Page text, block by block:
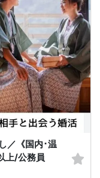
》始めました！
由！
上げました！
社だけ！?／
話をしていただきま
す。
！
んでください♪
てみてはいかがでしょ
／《国内･温
上/公務員